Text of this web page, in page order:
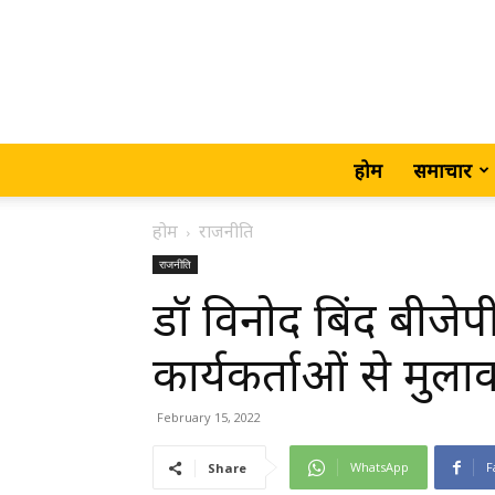
होम समाचार
होम राजनीति
राजनीति
डॉ विनोद बिंद
कार्यकर्ताओं से
February 15, 2022
Share WhatsApp